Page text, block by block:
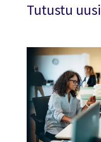
Tutustu